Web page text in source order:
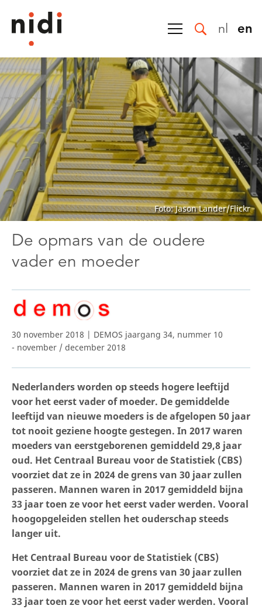
nl en
Foto: Jason Lander/Flickr
De opmars van de oudere
vader en moeder
30 november 2018 | DEMOS jaargang 34, nummer 10
- november / december 2018
Nederlanders worden op steeds hogere leeftijd
voor het eerst vader of moeder. De gemiddelde
leeftijd van nieuwe moeders is de afgelopen 50 jaar
tot nooit geziene hoogte gestegen. In 2017 waren
moeders van eerstgeborenen gemiddeld 29,8 jaar
oud. Het Centraal Bureau voor de Statistiek (CBS)
voorziet dat ze in 2024 de grens van 30 jaar zullen
passeren. Mannen waren in 2017 gemiddeld bijna
33 jaar toen ze voor het eerst vader werden. Vooral
hoogopgeleiden stellen het ouderschap steeds
langer uit.
Het Centraal Bureau voor de Statistiek (CBS)
voorziet dat ze in 2024 de grens van 30 jaar zullen
passeren. Mannen waren in 2017 gemiddeld bijna
33 jaar toen ze voor het eerst vader werden. Vooral